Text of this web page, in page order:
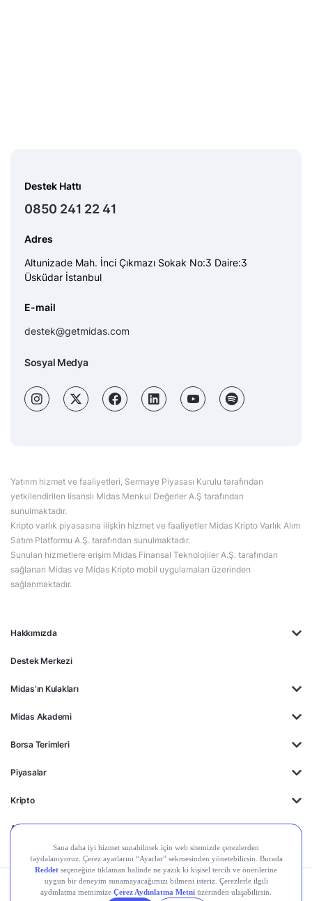
Hakkımızda
Destek Merkezi
Midas'ın Kulakları
Midas Akademi
Borsa Terimleri
Piyasalar
Kripto
Ayrıcalıklar
Destek Hattı
0850 241 22 41
Adres
Altunizade Mah. İnci Çıkmazı Sokak No:3 Daire:3
Üsküdar İstanbul
E-mail
destek@getmidas.com
Sosyal Medya
Yatırım hizmet ve faaliyetleri, Sermaye Piyasası Kurulu tarafından
yetkilendirilen lisanslı Midas Menkul Değerler A.Ş tarafından
sunulmaktadır.
Kripto varlık piyasasına ilişkin hizmet ve faaliyetler Midas Kripto Varlık Alım
Satım Platformu A.Ş. tarafından sunulmaktadır.
Sunulan hizmetlere erişim Midas Finansal Teknolojiler A.Ş. tarafından
sağlanan Midas ve Midas Kripto mobil uygulamaları üzerinden
sağlanmaktadır.
Kişisel Verilerin
Gizlilik
Yasal
Çerez